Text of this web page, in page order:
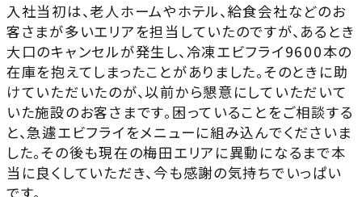
入社当初は、老人ホームやホテル、給食会社などのお
客さまが多いエリアを担当していたのですが、あるとき
大口のキャンセルが発生し、冷凍エビフライ9600本の
在庫を抱えてしまったことがありました。そのときに助
けていただいたのが、以前から懇意にしていただいて
いた施設のお客さまです。困っていることをご相談する
と、急遽エビフライをメニューに組み込んでくださいま
した。その後も現在の梅田エリアに異動になるまで本
当に良くしていただき、今も感謝の気持ちでいっぱい
です。